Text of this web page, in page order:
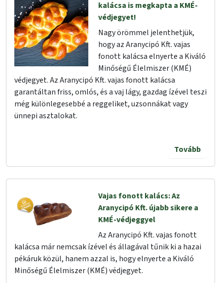
kalácsa is megkapta a KMÉ-
védjegyet!
Nagy örömmel jelenthetjük,
hogy az Aranycipó Kft. vajas
fonott kalácsa elnyerte a Kiváló
Minőségű Élelmiszer (KMÉ)
védjegyet. Az Aranycipó Kft. vajas fonott kalácsa
garantáltan friss, omlós, és a vaj lágy, gazdag ízével teszi
még különlegesebbé a reggeliket, uzsonnákat vagy
ünnepi asztalokat.
Tovább
Vajas fonott kalács: Az
Aranycipó Kft. újabb sikere a
KMÉ-védjeggyel
Az Aranycipó Kft. vajas fonott
kalácsa már nemcsak ízével és állagával tűnik ki a hazai
pékáruk közül, hanem azzal is, hogy elnyerte a Kiváló
Minőségű Élelmiszer (KMÉ) védjegyet.